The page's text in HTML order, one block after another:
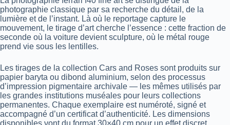
photographie classique par sa recherche du détail, de la
lumière et de l’instant. Là où le reportage capture le
mouvement, le tirage d’art cherche l’essence : cette fraction de
seconde où la voiture devient sculpture, où le métal rouge
prend vie sous les lentilles.
Les tirages de la collection Cars and Roses sont produits sur
papier baryta ou dibond aluminium, selon des processus
d’impression pigmentaire archivale — les mêmes utilisés par
les grandes institutions muséales pour leurs collections
permanentes. Chaque exemplaire est numéroté, signé et
accompagné d’un certificat d’authenticité. Les dimensions
disponibles vont du format 30×40 cm pour un effet discret